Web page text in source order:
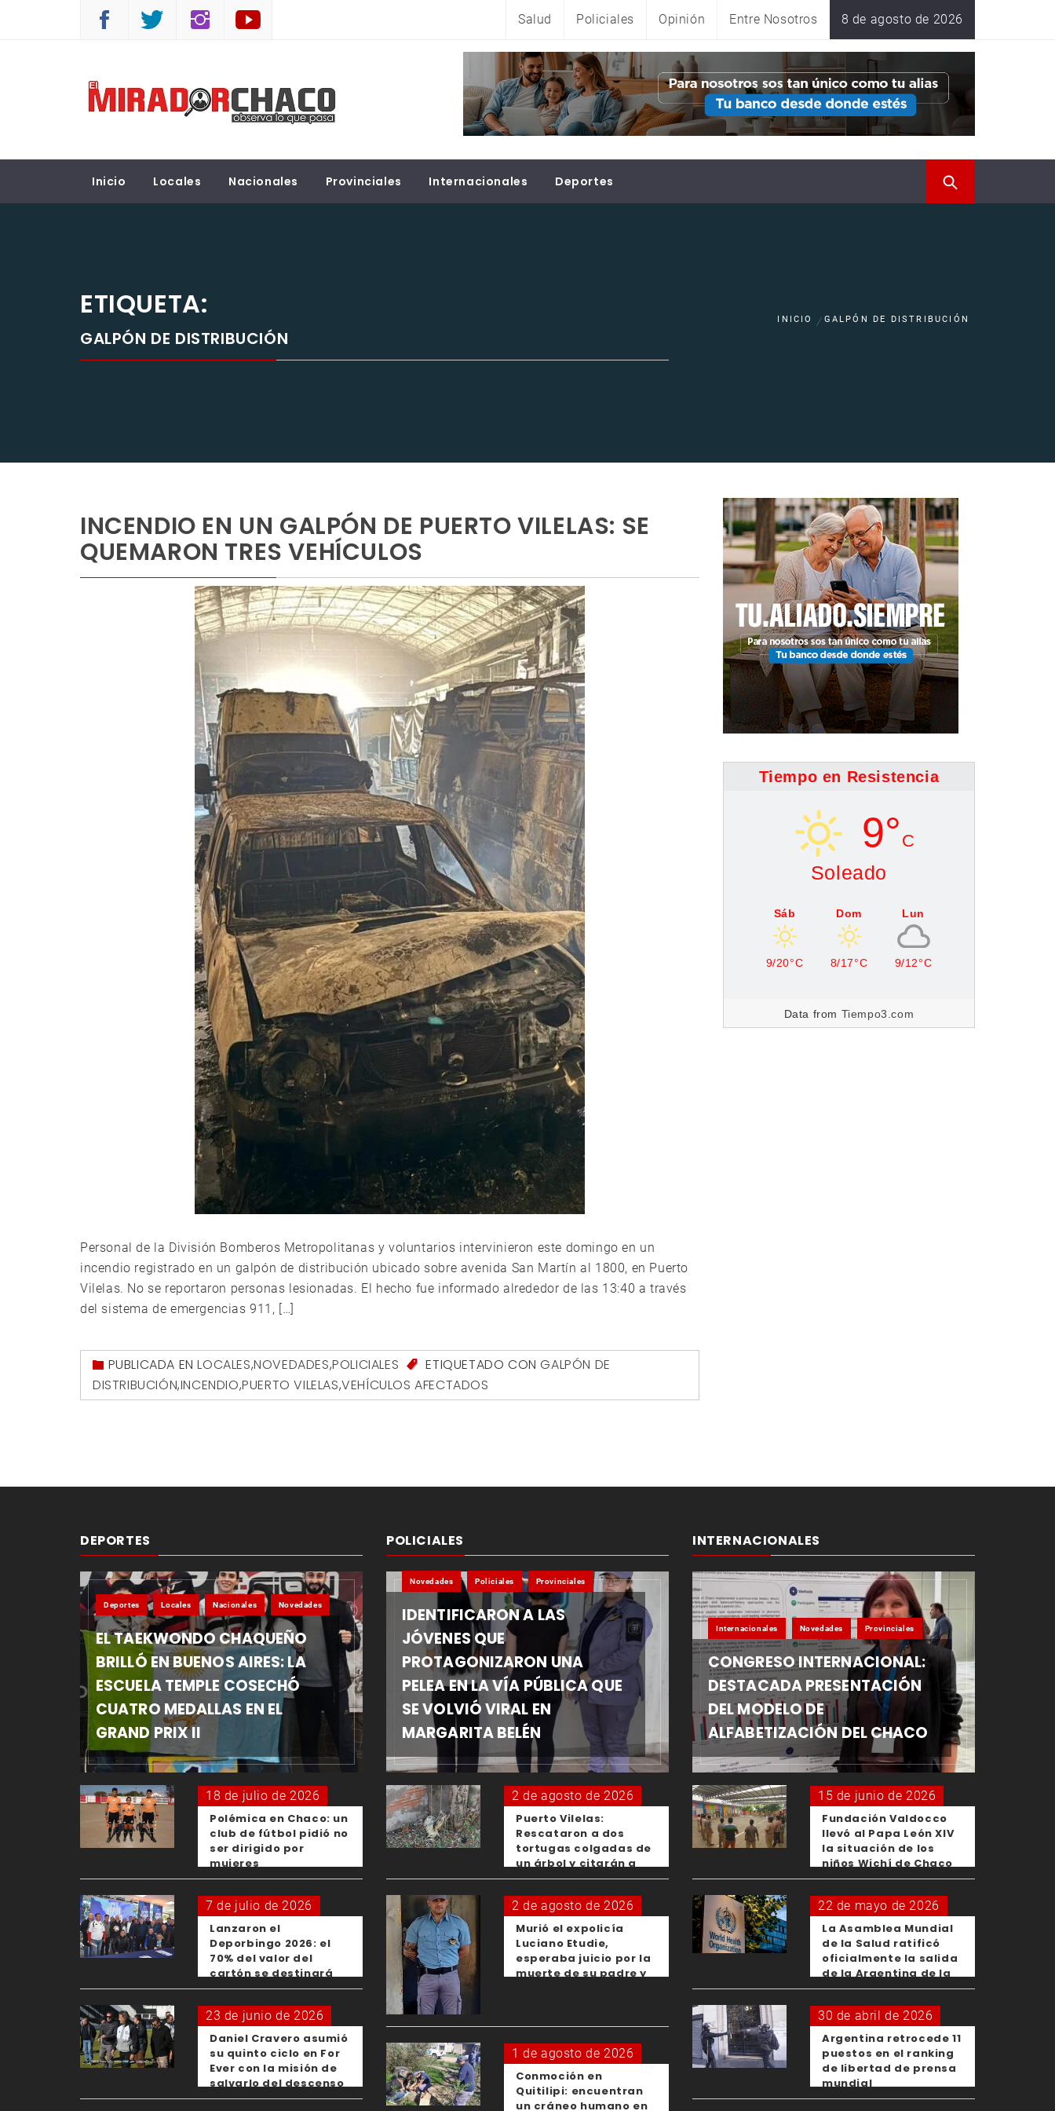
Salud Policiales Opinión Entre Nosotros 8 de agosto de 2026
EL MIRADOR CHACO
Inicio Locales Nacionales Provinciales Internacionales Deportes
ETIQUETA:
GALPÓN DE DISTRIBUCIÓN
INICIO GALPÓN DE DISTRIBUCIÓN
INCENDIO EN UN GALPÓN DE PUERTO VILELAS: SE
QUEMARON TRES VEHÍCULOS
Personal de la División Bomberos Metropolitanas y voluntarios intervinieron este domingo en un
incendio registrado en un galpón de distribución ubicado sobre avenida San Martín al 1800, en Puerto
Vilelas. No se reportaron personas lesionadas. El hecho fue informado alrededor de las 13:40 a través
del sistema de emergencias 911, […]
PUBLICADA ENLOCALES,NOVEDADES,POLICIALES ETIQUETADO CONGALPÓN DE
DISTRIBUCIÓN,INCENDIO,PUERTO VILELAS,VEHÍCULOS AFECTADOS
Tiempo en Resistencia
9° C
Soleado
Sáb
9/20°C
Dom
8/17°C
Lun
9/12°C
Data from Tiempo3.com
DEPORTES
Deportes Locales Nacionales Novedades
EL TAEKWONDO CHAQUEÑO
BRILLÓ EN BUENOS AIRES: LA
ESCUELA TEMPLE COSECHÓ
CUATRO MEDALLAS EN EL
GRAND PRIX II
18 de julio de 2026
Polémica en Chaco: un
club de fútbol pidió no
ser dirigido por
mujeres
7 de julio de 2026
Lanzaron el
Deporbingo 2026: el
70% del valor del
cartón se destinará
para los clubes
23 de junio de 2026
Daniel Cravero asumió
su quinto ciclo en For
Ever con la misión de
salvarlo del descenso
POLICIALES
Novedades Policiales Provinciales
IDENTIFICARON A LAS
JÓVENES QUE
PROTAGONIZARON UNA
PELEA EN LA VÍA PÚBLICA QUE
SE VOLVIÓ VIRAL EN
MARGARITA BELÉN
2 de agosto de 2026
Puerto Vilelas:
Rescataron a dos
tortugas colgadas de
un árbol y citarán a
los padres de los
menores responsables
2 de agosto de 2026
Murió el expolicía
Luciano Etudie,
esperaba juicio por la
muerte de su padre y
1 de agosto de 2026
Conmoción en
Quitilipi: encuentran
un cráneo humano en
INTERNACIONALES
Internacionales Novedades Provinciales
CONGRESO INTERNACIONAL:
DESTACADA PRESENTACIÓN
DEL MODELO DE
ALFABETIZACIÓN DEL CHACO
15 de junio de 2026
Fundación Valdocco
llevó al Papa León XIV
la situación de los
niños Wichí de Chaco
22 de mayo de 2026
La Asamblea Mundial
de la Salud ratificó
oficialmente la salida
de la Argentina de la
OMS
30 de abril de 2026
Argentina retrocede 11
puestos en el ranking
de libertad de prensa
mundial